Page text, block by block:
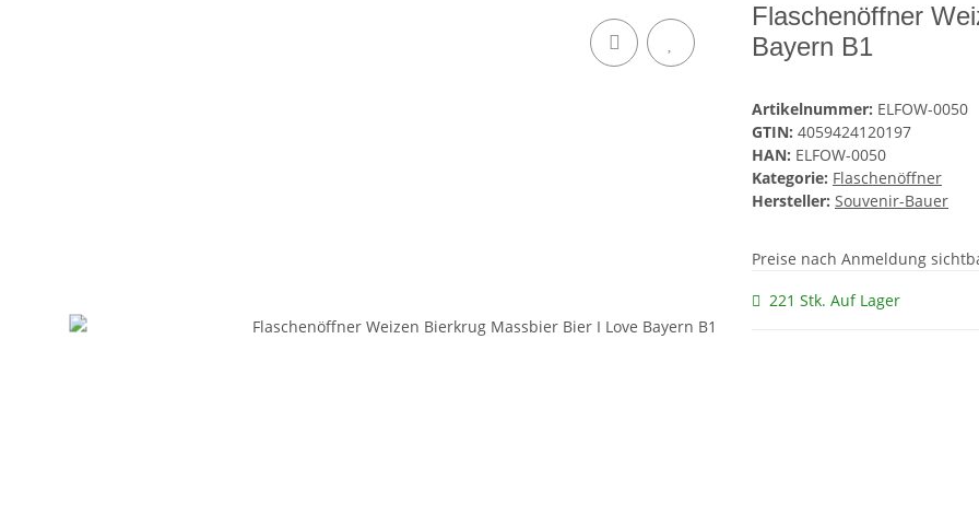
Flaschenöffner
Bayern B1
Artikelnummer: ELFOW-0050
GTIN: 4059424120197
HAN: ELFOW-0050
Kategorie: Flaschenöffner
Hersteller: Souvenir-Bauer
Preise nach Anmeldung
221 Stk. Auf Lager